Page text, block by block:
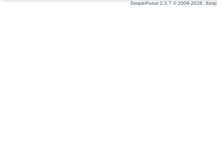
SimplePortal 2.3.7 © 2008-2026,